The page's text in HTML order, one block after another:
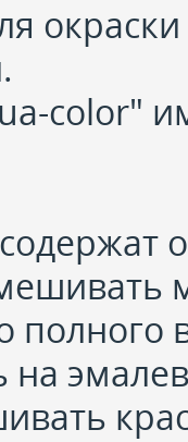
color"
полного